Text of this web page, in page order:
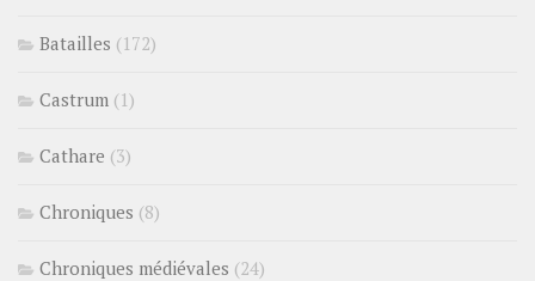
Batailles (172)
Castrum (1)
Cathare (3)
Chroniques (8)
Chroniques médiévales (24)